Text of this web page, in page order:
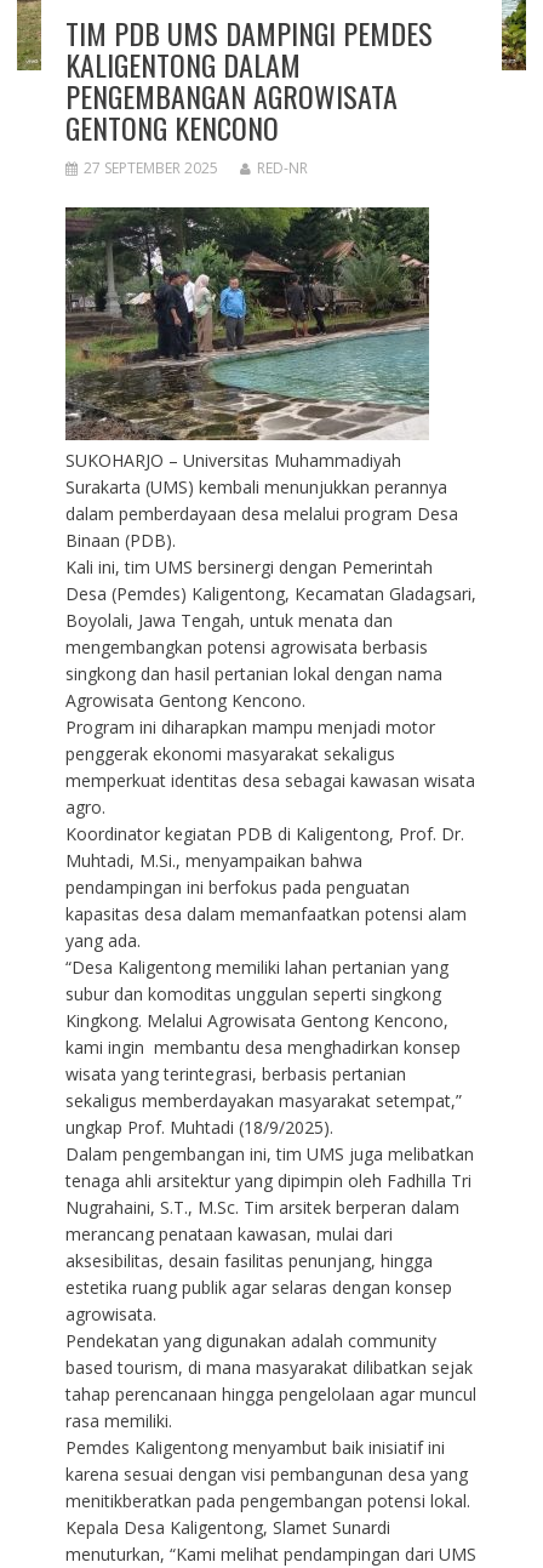
TIM PDB UMS DAMPINGI PEMDES
KALIGENTONG DALAM
PENGEMBANGAN AGROWISATA
GENTONG KENCONO
27 SEPTEMBER 2025 RED-NR
SUKOHARJO – Universitas Muhammadiyah
Surakarta (UMS) kembali menunjukkan perannya
dalam pemberdayaan desa melalui program Desa
Binaan (PDB).
Kali ini, tim UMS bersinergi dengan Pemerintah
Desa (Pemdes) Kaligentong, Kecamatan Gladagsari,
Boyolali, Jawa Tengah, untuk menata dan
mengembangkan potensi agrowisata berbasis
singkong dan hasil pertanian lokal dengan nama
Agrowisata Gentong Kencono.
Program ini diharapkan mampu menjadi motor
penggerak ekonomi masyarakat sekaligus
memperkuat identitas desa sebagai kawasan wisata
agro.
Koordinator kegiatan PDB di Kaligentong, Prof. Dr.
Muhtadi, M.Si., menyampaikan bahwa
pendampingan ini berfokus pada penguatan
kapasitas desa dalam memanfaatkan potensi alam
yang ada.
“Desa Kaligentong memiliki lahan pertanian yang
subur dan komoditas unggulan seperti singkong
Kingkong. Melalui Agrowisata Gentong Kencono,
kami ingin membantu desa menghadirkan konsep
wisata yang terintegrasi, berbasis pertanian
sekaligus memberdayakan masyarakat setempat,”
ungkap Prof. Muhtadi (18/9/2025).
Dalam pengembangan ini, tim UMS juga melibatkan
tenaga ahli arsitektur yang dipimpin oleh Fadhilla Tri
Nugrahaini, S.T., M.Sc. Tim arsitek berperan dalam
merancang penataan kawasan, mulai dari
aksesibilitas, desain fasilitas penunjang, hingga
estetika ruang publik agar selaras dengan konsep
agrowisata.
Pendekatan yang digunakan adalah community
based tourism, di mana masyarakat dilibatkan sejak
tahap perencanaan hingga pengelolaan agar muncul
rasa memiliki.
Pemdes Kaligentong menyambut baik inisiatif ini
karena sesuai dengan visi pembangunan desa yang
menitikberatkan pada pengembangan potensi lokal.
Kepala Desa Kaligentong, Slamet Sunardi
menuturkan, “Kami melihat pendampingan dari UMS